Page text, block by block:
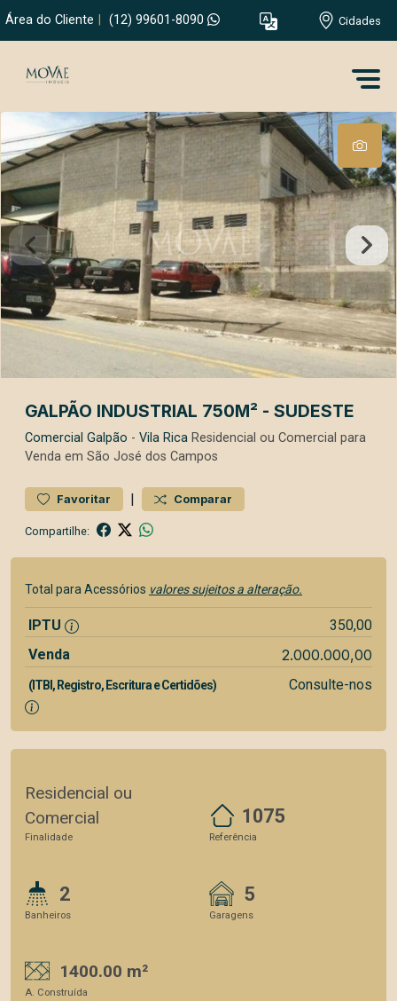
Área do Cliente (12) 99601-8090 Cidades
GALPÃO INDUSTRIAL 750M² - SUDESTE
Comercial Galpão - Vila Rica Residencial ou Comercial para
Venda em São José dos Campos
Favoritar | Comparar
Compartilhe:
Total para Acessórios valores sujeitos a alteração.
IPTU
350,00
Venda
2.000.000,00
(ITBI, Registro, Escritura e Certidões) Consulte-nos
Residencial ou
Comercial
Finalidade
1075
Referência
2
Banheiros
5
Garagens
1400.00 m²
A. Construída